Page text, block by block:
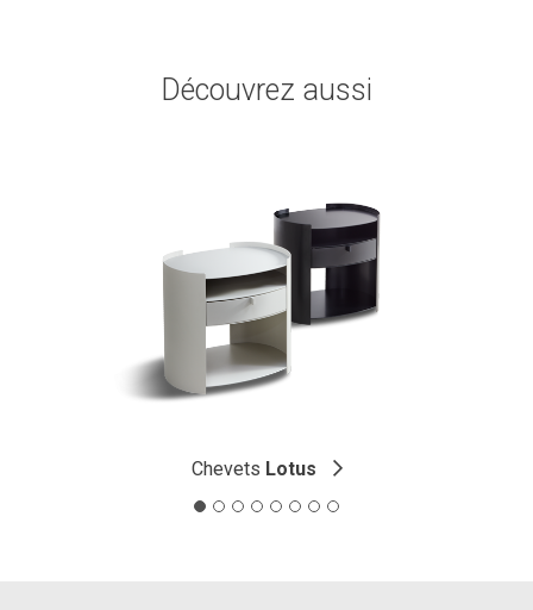
Découvrez aussi
Chevets Lotus